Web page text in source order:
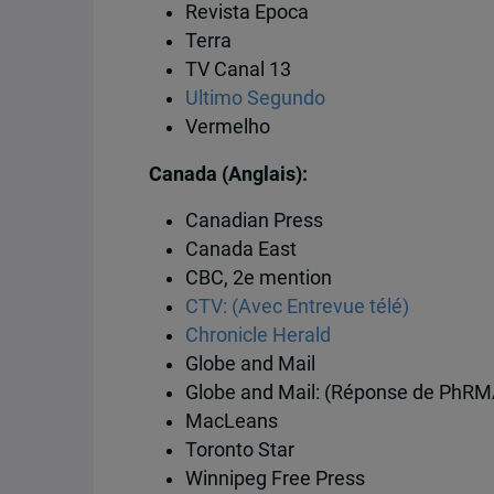
Revista Epoca
Terra
TV Canal 13
Ultimo Segundo
Vermelho
Canada (Anglais):
Canadian Press
Canada East
CBC, 2e mention
CTV: (Avec Entrevue télé)
Chronicle Herald
Globe and Mail
Globe and Mail: (Réponse de
MacLeans
Toronto Star
Winnipeg Free Press